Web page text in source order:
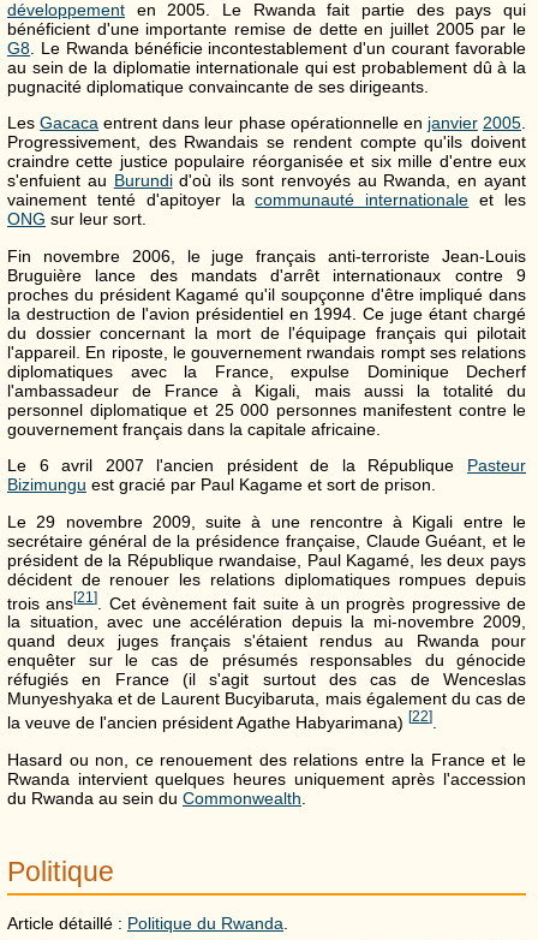
développement en 2005. Le Rwanda fait partie des pays qui
bénéficient d'une importante remise de dette en juillet 2005 par le
G8 . Le Rwanda bénéficie incontestablement d'un courant favorable
au sein de la diplomatie internationale qui est probablement dû à la
pugnacité diplomatique convaincante de ses dirigeants.
LesGacaca entrent dans leur phase opérationnelle en janvier 2005.
Progressivement, des Rwandais se rendent compte qu'ils doivent
craindre cette justice populaire réorganisée et six mille d'entre eux
s'enfuient au Burundid'où ils sont renvoyés au Rwanda, en ayant
vainement tenté d'apitoyer lacommunauté internationale et les
ONG sur leur sort.
Fin novembre 2006, le juge français anti-terroriste Jean-Louis
Bruguière lance des mandats d'arrêt internationaux contre 9
proches du président Kagamé qu'il soupçonne d'être impliqué dans
la destruction de l'avion présidentiel en 1994. Ce juge étant chargé
du dossier concernant la mort de l'équipage français qui pilotait
l'appareil. En riposte, le gouvernement rwandais rompt ses relations
diplomatiques avec la France, expulse Dominique Decherf
l'ambassadeur de France à Kigali, mais aussi la totalité du
personnel diplomatique et 25 000 personnes manifestent contre le
gouvernement français dans la capitale africaine.
Le 6 avril 2007 l'ancien président de la République Pasteur
Bizimungu est gracié par Paul Kagame et sort de prison.
Le 29 novembre 2009, suite à une rencontre à Kigali entre le
secrétaire général de la présidence française, Claude Guéant, et le
président de la République rwandaise, Paul Kagamé, les deux pays
décident de renouer les relations diplomatiques rompues depuis
trois ans[21] . Cet évènement fait suite à un progrès progressive de
la situation, avec une accélération depuis la mi-novembre 2009,
quand deux juges français s'étaient rendus au Rwanda pour
enquêter sur le cas de présumés responsables du génocide
réfugiés en France (il s'agit surtout des cas de Wenceslas
Munyeshyaka et de Laurent Bucyibaruta, mais également du cas de
la veuve de l'ancien président Agathe Habyarimana) [22].
Hasard ou non, ce renouement des relations entre la France et le
Rwanda intervient quelques heures uniquement après l'accession
du Rwanda au sein du Commonwealth
Politique
Article détaillé : Politique du Rwanda